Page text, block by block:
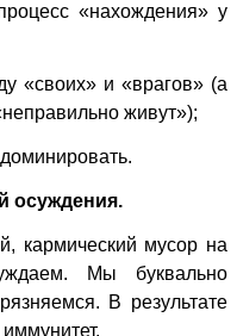
«нахождения» у
«своих» и «врагов» (а
живут»);
осуждения.
кармический мусор на
Мы буквально
В результате